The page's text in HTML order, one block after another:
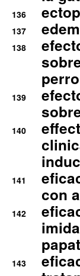
136
137
138
perro
139
140
141
con
142
143